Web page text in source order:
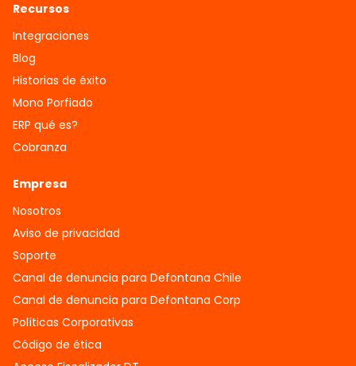
Recursos
Integraciones
Blog
Historias de éxito
Mono Porfiado
ERP qué es?
Cobranza
Empresa
Nosotros
Aviso de privacidad
Soporte
Canal de denuncia para Defontana Chile
Canal de denuncia para Defontana Corp
Políticas Corporativas
Código de ética